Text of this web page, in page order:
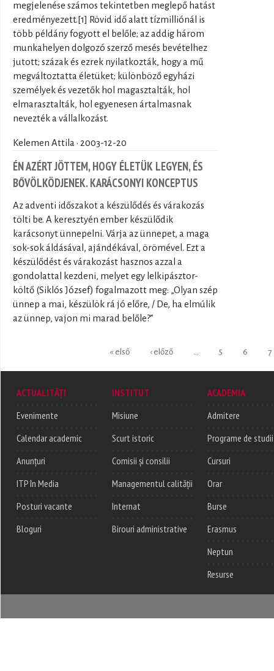
megjelenése számos tekintetben meglepő hatást
eredményezett.[1] Rövid idő alatt tízmilliónál is
több példány fogyott el belőle; az addig három
munkahelyen dolgozó szerző mesés bevételhez
jutott; százak és ezrek nyilatkozták, hogy a mű
megváltoztatta életüket; különböző egyházi
személyek és vezetők hol magasztalták, hol
elmarasztalták, hol egyenesen ártalmasnak
nevezték a vállalkozást.
Kelemen Attila · 2003-12-20
ÉN AZÉRT JÖTTEM, HOGY ÉLETÜK LEGYEN, ÉS
BŐVÖLKÖDJENEK. KARÁCSONYI KONCEPTUS
Az adventi időszakot a készülődés és várakozás
tölti be. A keresztyén ember készülődik
karácsonyt ünnepelni. Várja az ünnepet, a maga
sok-sok áldásával, ajándékával, örömével. Ezt a
készülődést és várakozást hasznos azzal a
gondolattal kezdeni, melyet egy lelkipásztor-
költő (Siklós József) fogalmazott meg: „Olyan szép
ünnep a mai, készülök rá jó előre, / De, ha elmúlik
az ünnep, vajon mi marad belőle?”
« első ‹ előző 5 6 7
ACTUALITĂȚI
Evenimente
Calendar academic
Anunțuri
ITP în Media
Posturi vacante
Bloguri
INSTITUT
Misiune
Scurt istoric
Comisii și consilii
Managementul calității
Internat
Birouri administrative
ACADEMIA
Admitere
Programe de studii
Cursuri
Orar
Burse
Erasmus
Neptun
Resurse